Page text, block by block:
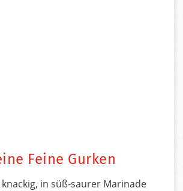
Feine Gurken
in süß-saurer Marinade